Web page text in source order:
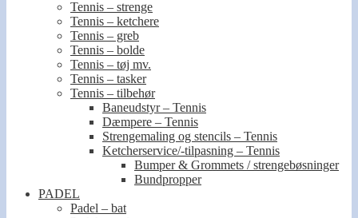
Tennis – strenge
Tennis – ketchere
Tennis – greb
Tennis – bolde
Tennis – tøj mv.
Tennis – tasker
Tennis – tilbehør
Baneudstyr – Tennis
Dæmpere – Tennis
Strengemaling og stencils – Tennis
Ketcherservice/-tilpasning – Tennis
Bumper & Grommets / strengebøsninger
Bundpropper
PADEL
Padel – bat